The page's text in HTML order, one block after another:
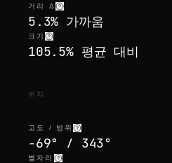
거리 Δ
5.3% 가까움
크기
105.5% 평균 대비
위치
고도 / 방위
-69° / 343°
별자리